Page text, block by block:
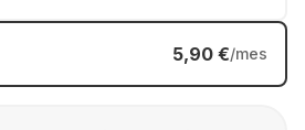
5,90 €/mes